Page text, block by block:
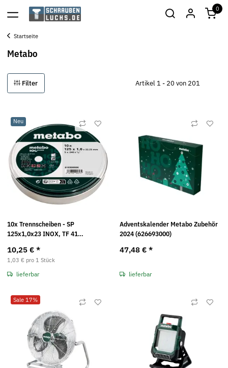
0
Startseite
Metabo
Filter Artikel 1 - 20 von 201
Neu
10x Trennscheiben - SP
125x1,0x23 INOX, TF 41
10,25 € *
1,03 € pro 1 Stück
lieferbar
Adventskalender Metabo Zubehör
2024 (626693000)
47,48 € *
lieferbar
Sale 17%